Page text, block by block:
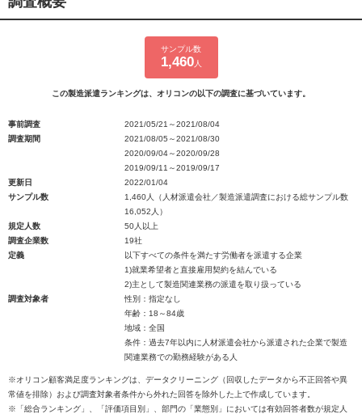
サンプル数
1,460人
この製造派遣ランキングは、オリコンの以下の調査に基づいています。
事前調査
2021/05/21～2021/08/04
調査期間
2021/08/05～2021/08/30
2020/09/04～2020/09/28
2019/09/11～2019/09/17
更新日
2022/01/04
サンプル数
1,460人（人材派遣会社／製造派遣調査における総サンプル数
16,052人）
規定人数
50人以上
調査企業数
19社
定義
以下すべての条件を満たす労働者を派遣する企業
1)就業希望者と直接雇用契約を結んでいる
2)主として製造関連業務の派遣を取り扱っている
調査対象者
性別：指定なし
年齢：18～84歳
地域：全国
条件：過去7年以内に人材派遣会社から派遣された企業で製造
関連業務での勤務経験がある人
※オリコン顧客満足度ランキングは、データクリーニング（回収したデータから不正回答や異
常値を排除）および調査対象者条件から外れた回答を除外した上で作成しています。
※「総合ランキング」、「評価項目別」、部門の「業態別」においては有効回答者数が規定人